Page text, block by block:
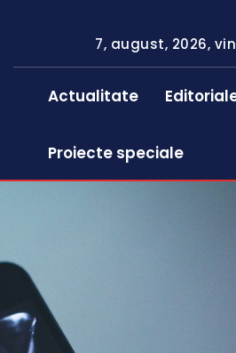
7, august, 2026,
Actualitate
Proiecte speciale